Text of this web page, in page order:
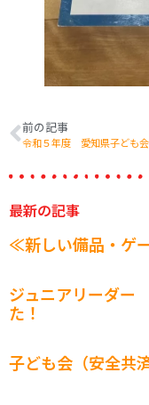
前の記事
令和５年度 愛知県子ども
最新の記事
≪新しい備品・ゲ
ジュニアリーダー
た！
子ども会（安全共